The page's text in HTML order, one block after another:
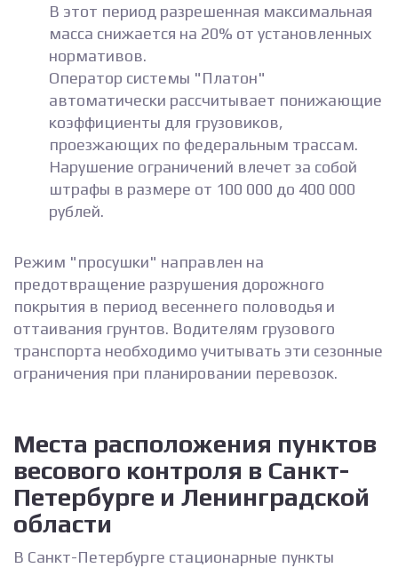
В этот период разрешенная максимальная
масса снижается на 20% от установленных
нормативов.
Оператор системы "Платон"
автоматически рассчитывает понижающие
коэффициенты для грузовиков,
проезжающих по федеральным трассам.
Нарушение ограничений влечет за собой
штрафы в размере от 100 000 до 400 000
рублей.
Режим "просушки" направлен на
предотвращение разрушения дорожного
покрытия в период весеннего половодья и
оттаивания грунтов. Водителям грузового
транспорта необходимо учитывать эти сезонные
ограничения при планировании перевозок.
Места расположения пунктов
весового контроля в Санкт-
Петербурге и Ленинградской
области
В Санкт-Петербурге стационарные пункты